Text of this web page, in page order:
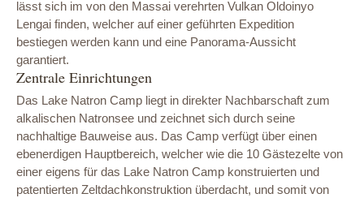
lässt sich im von den Massai verehrten Vulkan Oldoinyo
Lengai finden, welcher auf einer geführten Expedition
bestiegen werden kann und eine Panorama-Aussicht
garantiert.
Zentrale Einrichtungen
Das Lake Natron Camp liegt in direkter Nachbarschaft zum
alkalischen Natronsee und zeichnet sich durch seine
nachhaltige Bauweise aus. Das Camp verfügt über einen
ebenerdigen Hauptbereich, welcher wie die 10 Gästezelte von
einer eigens für das Lake Natron Camp konstruierten und
patentierten Zeltdachkonstruktion überdacht, und somit von